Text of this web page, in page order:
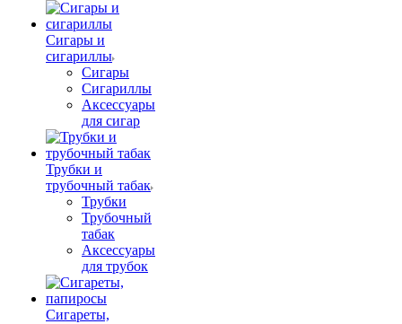
Сигары и
сигариллы
Сигары
Сигариллы
Аксессуары
для сигар
Трубки и
трубочный табак
Трубки
Трубочный
табак
Аксессуары
для трубок
Сигареты,